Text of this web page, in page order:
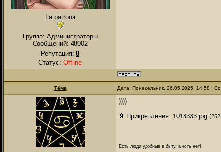
La patrona
Группа: Администраторы
Сообщений: 48002
Репутация: 8
Статус: Offline
Тёма Дата: Понедельник, 26.05.2025, 14:58 |
))))
Прикрепления: 1013333.jpg
Есть люди удобные в быту, а есть нет!